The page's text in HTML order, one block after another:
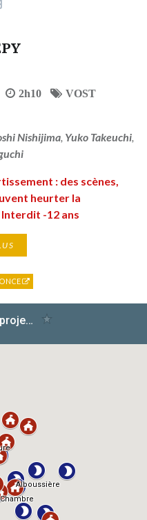
2h10
VOST
Nishijima, Yuko Takeuchi,
: des scènes,
heurter la
-12 ans